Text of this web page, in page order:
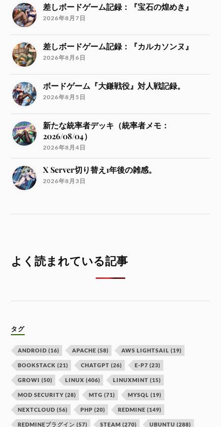
差しボードゲーム記録：『宝石の煌めき』
2026年8月7日
差しボードゲーム記録：『カルカソンヌ』
2026年8月6日
ボードゲーム『大鎌戦役』対人戦記録。
2026年8月5日
新たな統率者デッキ（統率者メモ：
2026/08/04）
2026年8月4日
X Server切り替え1年後の雑感。
2026年8月3日
よく読まれている記事
タグ
ANDROID (16) APACHE (58) AWS LIGHTSAIL (19)
BOOKSTACK (21) CHATGPT (26) E-P7 (23)
GROWI (50) LINUX (406) LINUXMINT (15)
MOD SECURITY (28) MTG (71) MYSQL (19)
NEXTCLOUD (56) PHP (20) REDMINE (149)
REDMINEプラグイン (57) STEAM (270) UBUNTU (288)